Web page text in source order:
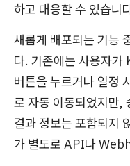
하고 대응할 수 있습니
새롭게 배포되는 기능
다. 기존에는 사용자가
버튼을 누르거나 일정
로 자동 이동되었지만,
결과 정보는 포함되지
가 별도로 API나